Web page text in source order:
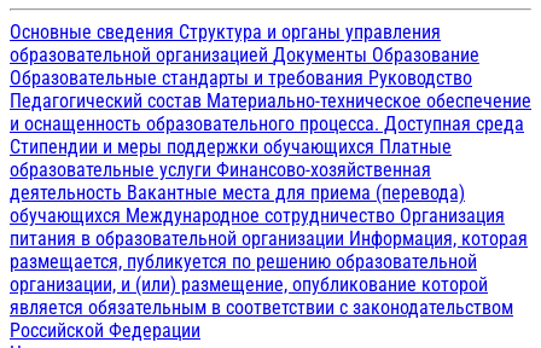
Основные сведения Структура и органы управления
образовательной организацией Документы Образование
Образовательные стандарты и требования Руководство
Педагогический состав Материально-техническое обеспечение
и оснащенность образовательного процесса. Доступная среда
Стипендии и меры поддержки обучающихся Платные
образовательные услуги Финансово-хозяйственная
деятельность Вакантные места для приема (перевода)
обучающихся Международное сотрудничество Организация
питания в образовательной организации Информация, которая
размещается, публикуется по решению образовательной
организации, и (или) размещение, опубликование которой
является обязательным в соответствии с законодательством
Российской Федерации